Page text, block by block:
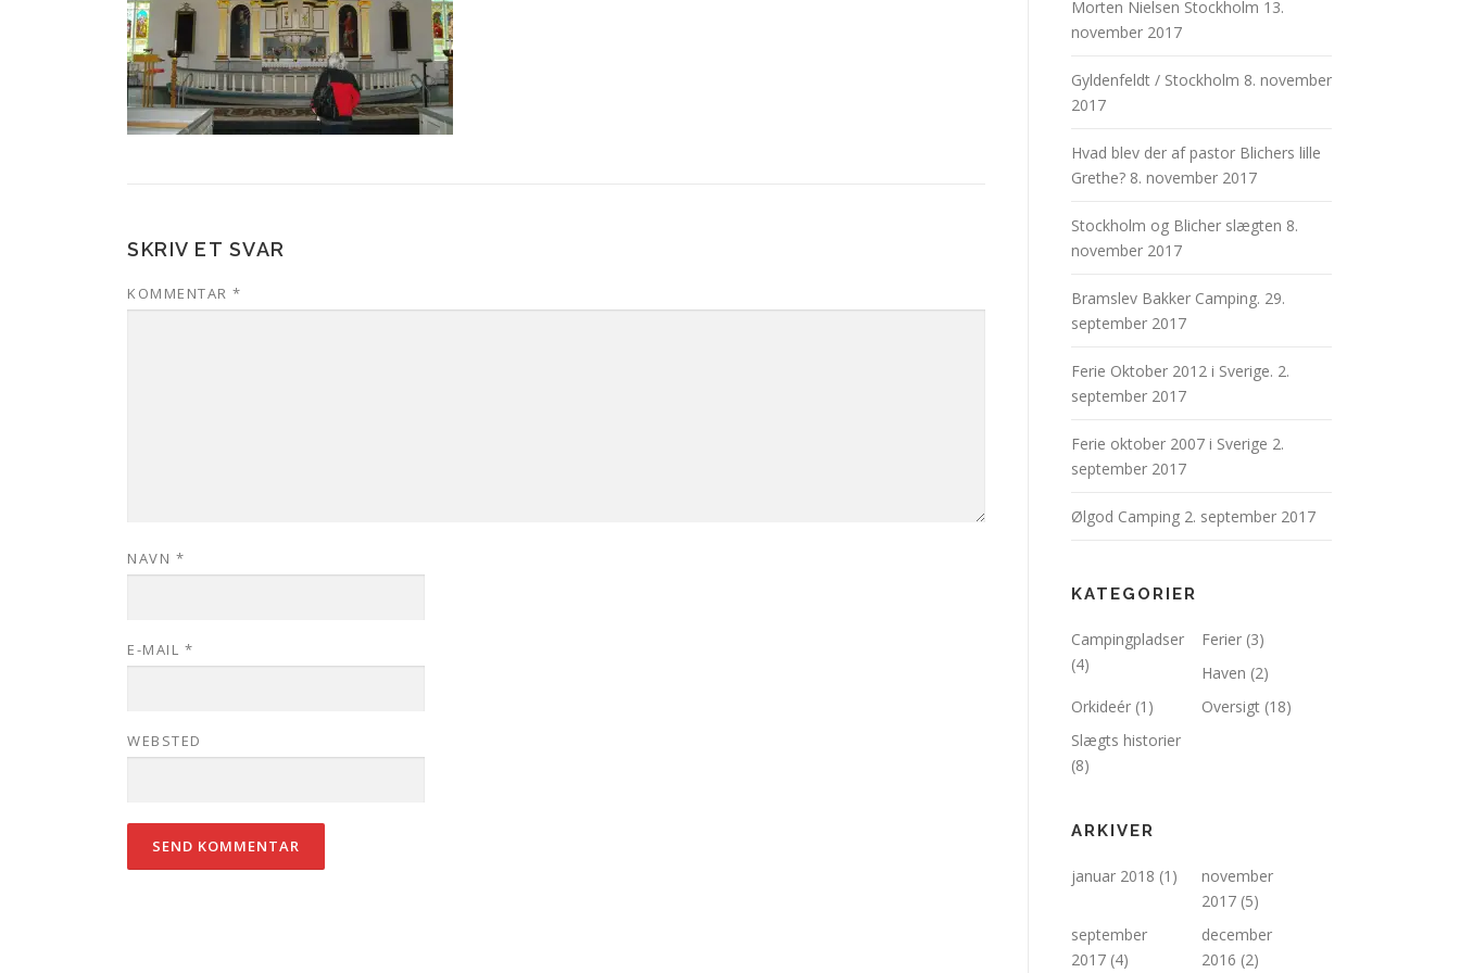
SKRIV ET SVAR
KOMMENTAR *
NAVN *
E-MAIL *
WEBSTED
Morten Nielsen Stockholm 13.
november 2017
Gyldenfeldt / Stockholm 8. november
2017
Hvad blev der af pastor Blichers lille
Grethe? 8. november 2017
Stockholm og Blicher slægten 8.
november 2017
Bramslev Bakker Camping. 29.
september 2017
Ferie Oktober 2012 i Sverige. 2.
september 2017
Ferie oktober 2007 i Sverige 2.
september 2017
Ølgod Camping 2. september 2017
KATEGORIER
Campingpladser
(4)
Ferier (3)
Haven (2)
Orkideér (1) Oversigt (18)
Slægts historier
(8)
ARKIVER
januar 2018 (1)
november
2017 (5)
september
2017 (4)
december
2016 (2)